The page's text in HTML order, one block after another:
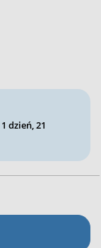
1 dzień, 21